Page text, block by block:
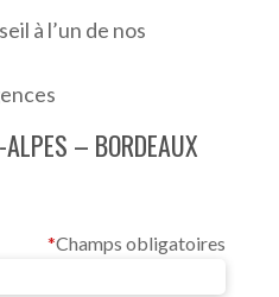
à l’un de nos
– BORDEAUX
*Champs obligatoires